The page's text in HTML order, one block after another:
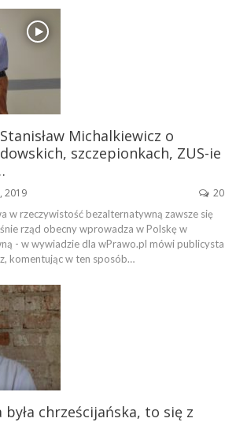
Stanisław Michalkiewicz o
szczepionkach, ZUS-ie
2019 20
w rzeczywistość bezalternatywną zawsze się
rząd obecny wprowadza w Polskę w
- w wywiadzie dla wPrawo.pl mówi publicysta
komentując w ten sposób…
chrześcijańska, to się z